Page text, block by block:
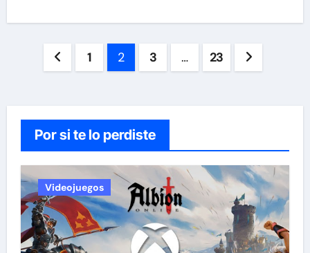
Paginación
entradas
1 2 3 … 23
Por si te lo perdiste
Videojuegos